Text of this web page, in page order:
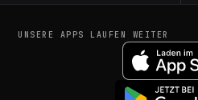
UNSERE APPS LAUFEN WEITER